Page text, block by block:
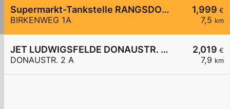
1,999 €
7,5 km
Supermarkt-Tankstelle RANGSDORF BIRKENWEG 1A
BIRKENWEG 1A
2,019 €
7,9 km
JET LUDWIGSFELDE DONAUSTR. 2 A
DONAUSTR. 2 A